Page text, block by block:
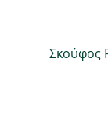
Σκούφος